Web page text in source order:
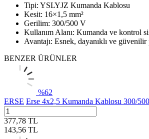
Tipi: YSLYJZ Kumanda Kablosu
Kesit: 16×1,5 mm²
Gerilim: 300/500 V
Kullanım Alanı: Kumanda ve kontrol
Avantajı: Esnek, dayanıklı ve güvenilir
BENZER ÜRÜNLER
%62
ERSE Erse 4x2,5 Kumanda Kablosu 300/
377,78 TL
143,56 TL